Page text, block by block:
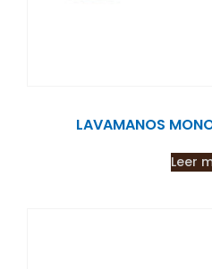
LAVAMANOS
Leer